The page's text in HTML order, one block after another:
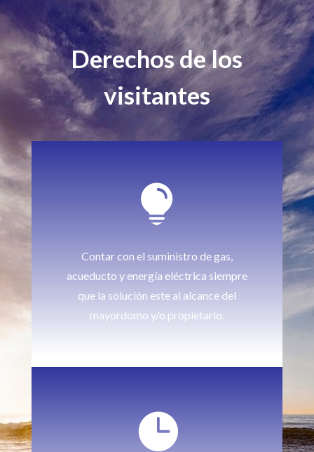
Derechos de los
visitantes

Contar con el suministro de gas,
acueducto y energía eléctrica siempre
que la solución este al alcance del
mayordomo y/o propietario.
